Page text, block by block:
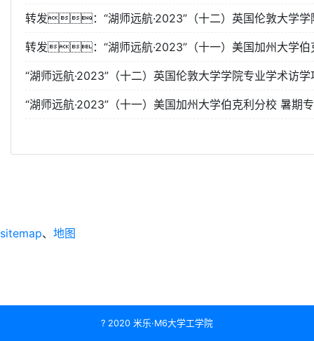
转发：“湖师远航·2023”（十二）英国伦敦大学学
转发：“湖师远航·2023”（十一）美国加州大学伯
“湖师远航·2023”（十二）英国伦敦大学学院专业学术访学
“湖师远航·2023”（十一）美国加州大学伯克利分校 暑期
? 2020 米乐·M6大学工学院
sitemap、 地图